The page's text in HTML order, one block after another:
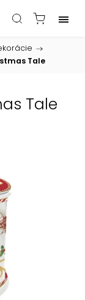
/
Tale
Tale